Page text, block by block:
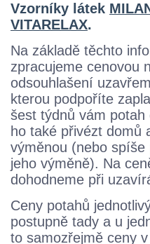
Vzorníky látek
VITARELAX.
Na základě těchto
zpracujeme cenovou
odsouhlašení
kterou podpoříte
šest týdnů vám
ho také přivézt domů
výměnou (nebo
jeho výměně). Na
dohodneme při
Ceny potahů
postupně tady a u
to samozřejmě ceny